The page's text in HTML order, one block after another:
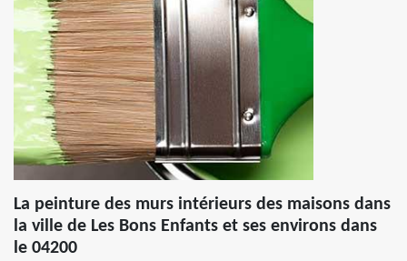
La peinture des murs intérieurs des maisons dans
la ville de Les Bons Enfants et ses environs dans
le 04200